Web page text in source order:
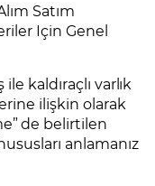
Satım
Için Genel
kaldıraçlı varlık
ilişkin olarak
de belirtilen
anlamanız